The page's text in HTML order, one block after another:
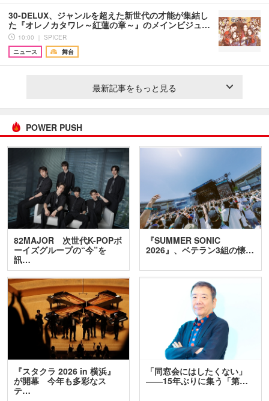
30-DELUX、ジャンルを超えた新世代の才能が集結し
た『オレノカタワレ～紅蓮の章～』のメインビジュ…
10:00 ｜ SPICER
ニュース
舞台
最新記事をもっと見る
POWER PUSH
82MAJOR 次世代K-POPボ
ーイズグループの“今”を
訊…
『SUMMER SONIC
2026』、ベテラン3組の懐…
『スタクラ 2026 in 横浜』
が開幕 今年も多彩なス
テ…
「同窓会にはしたくない」
――15年ぶりに集う「第…